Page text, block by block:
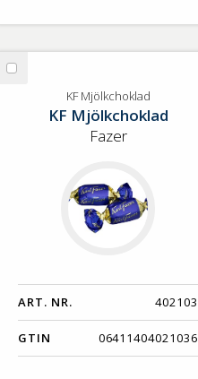
Välj
Mjölkchoklad
KF Mjölkchoklad
KF Mjölkchoklad
Fazer
ART. NR. 402103
GTIN 06411404021036